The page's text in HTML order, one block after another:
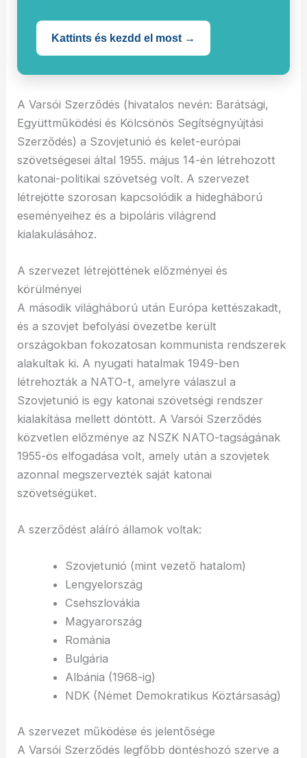
Kattints és kezdd el most →
A Varsói Szerződés (hivatalos nevén: Barátsági,
Együttműködési és Kölcsönös Segítségnyújtási
Szerződés) a Szovjetunió és kelet-európai
szövetségesei által 1955. május 14-én létrehozott
katonai-politikai szövetség volt. A szervezet
létrejötte szorosan kapcsolódik a hidegháború
eseményeihez és a bipoláris világrend
kialakulásához.
A szervezet létrejöttének előzményei és
körülményei
A második világháború után Európa kettészakadt,
és a szovjet befolyási övezetbe került
országokban fokozatosan kommunista rendszerek
alakultak ki. A nyugati hatalmak 1949-ben
létrehozták a NATO-t, amelyre válaszul a
Szovjetunió is egy katonai szövetségi rendszer
kialakítása mellett döntött. A Varsói Szerződés
közvetlen előzménye az NSZK NATO-tagságának
1955-ös elfogadása volt, amely után a szovjetek
azonnal megszervezték saját katonai
szövetségüket.
A szerződést aláíró államok voltak:
Szovjetunió (mint vezető hatalom)
Lengyelország
Csehszlovákia
Magyarország
Románia
Bulgária
Albánia (1968-ig)
NDK (Német Demokratikus Köztársaság)
A szervezet működése és jelentősége
A Varsói Szerződés legfőbb döntéshozó szerve a